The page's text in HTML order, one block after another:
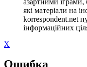
які матеріали на
korrespondent.net
інформаційних
X
Ошибка